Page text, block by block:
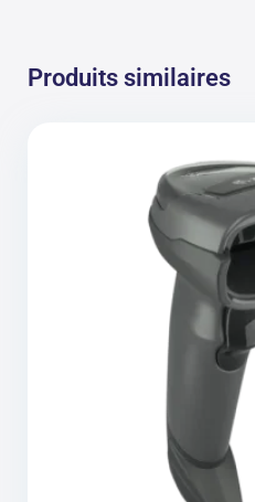
Produits similaires